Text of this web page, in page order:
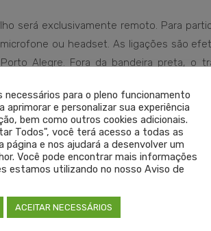
será exclusivamente remoto. Para
ou headset. As ligações são
Alegre. Fora da bandeira preta, o
da Ufrgs.
e das 13h às 17h. Os estudantes
Ufrgs, conforme a carga
necessários para o pleno funcionamento
aprimorar e personalizar sua experiência
bem como outros cookies adicionais.
Todos", você terá acesso a todas as
página e nos ajudará a desenvolver um
Você pode encontrar mais informações
estamos utilizando no nosso Aviso de
ACEITAR NECESSÁRIOS